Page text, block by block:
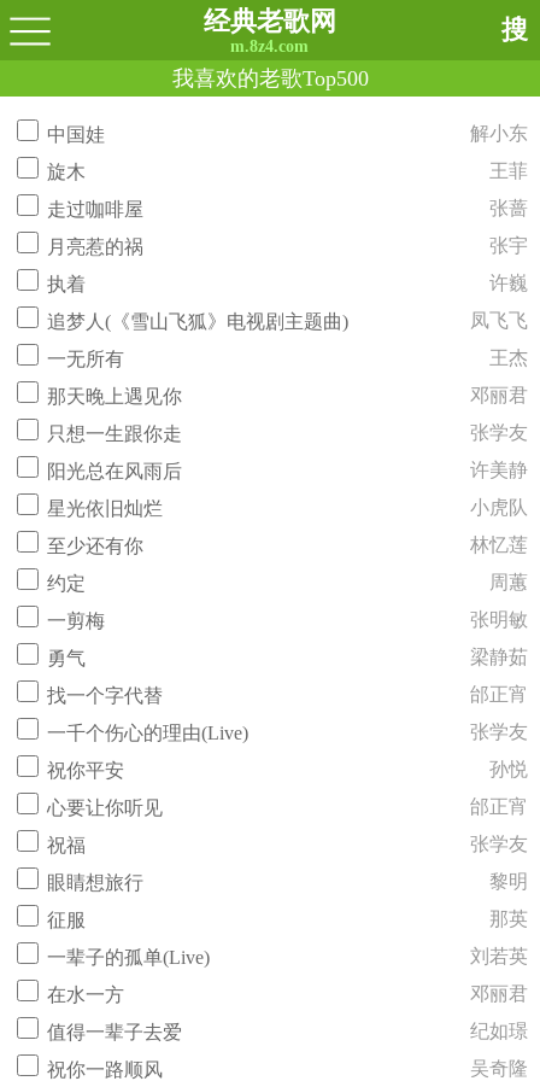
经典老歌网
m.8z4.com
搜
我喜欢的老歌Top500
中国娃
解小东
旋木
王菲
走过咖啡屋
张蔷
月亮惹的祸
张宇
执着
许巍
追梦人(《雪山飞狐》电视剧主题曲)
凤飞飞
一无所有
王杰
那天晚上遇见你
邓丽君
只想一生跟你走
张学友
阳光总在风雨后
许美静
星光依旧灿烂
小虎队
至少还有你
林忆莲
约定
周蕙
一剪梅
张明敏
勇气
梁静茹
找一个字代替
邰正宵
一千个伤心的理由(Live)
张学友
祝你平安
孙悦
心要让你听见
邰正宵
祝福
张学友
眼睛想旅行
黎明
征服
那英
一辈子的孤单(Live)
刘若英
在水一方
邓丽君
值得一辈子去爱
纪如璟
祝你一路顺风
吴奇隆